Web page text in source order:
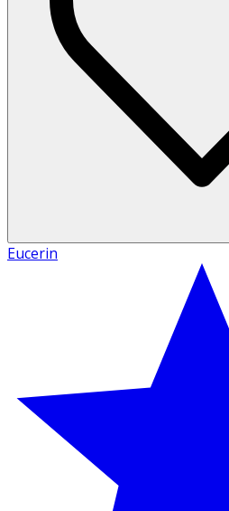
Eucerin